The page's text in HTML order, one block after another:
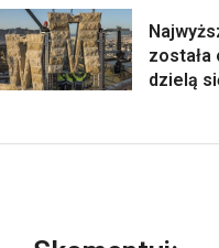
została
dzielą